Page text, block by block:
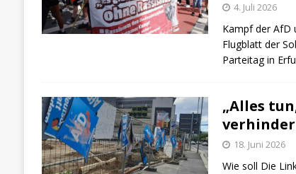
4. Juli 2026
Kampf der AfD
Flugblatt der
Parteitag in
„Alles
18. Juni 2026
Wie soll Die